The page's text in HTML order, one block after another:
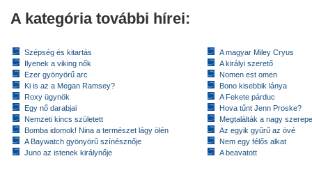
A kategória további hírei:
Szépség és kitartás
Ilyenek a viking nők
Ezer gyönyörű arc
Ki is az a Megan Ramsey?
Roxy ügynök
Egy nő darabjai
Nemzeti kincs született
Bomba idomok! Nina a természet lágy ölén
A Baywatch gyönyörű színésznője
Juno az istenek királynője
A magyar Miley Cryus
A királyi szerető
Nomen est omen
Bono kisebbik lánya
A Fekete párduc
Hova tűnt Jenn Proske?
Megtalálták a nagy
Az egyik gyűrű az övé
Nem egy félős alkat
A beavatott